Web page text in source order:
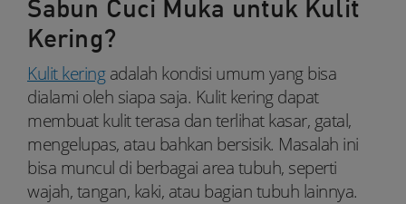
Sabun Cuci Muka untuk Kulit
Kering?
Kulit keringadalah kondisi umum yang bisa
dialami oleh siapa saja. Kulit kering dapat
membuat kulit terasa dan terlihat kasar, gatal,
mengelupas, atau bahkan bersisik. Masalah ini
bisa muncul di berbagai area tubuh, seperti
wajah, tangan, kaki, atau bagian tubuh lainnya.